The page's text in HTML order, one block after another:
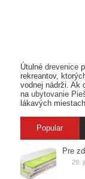
Útulné drevenice
rekreantov,
vodnej nádrži. Ak
na ubytovanie
lákavých
Popular
Pre
29.